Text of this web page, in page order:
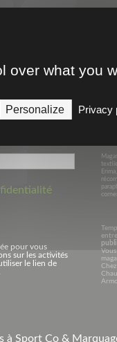
pour vous
sur les activités
le lien de
à Sport Co &
over what you
Personalize Privacy